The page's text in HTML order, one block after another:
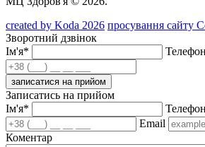
created by Koda 2026 просування сайту
Зворотний дзвінок
Ім'я*
записатися на прийом
Записатись на прийом
Ім'я*
Email
Коментар